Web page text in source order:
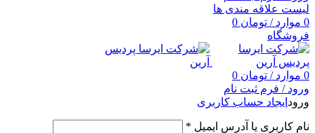
لیست علاقه مندی ها
0 موارد / تومان
فروشگاه
0 موارد / تومان
ورود / فرم ثبت نام
ورود ایجاد حساب کاربری
نام کاربری یا آدرس ایمیل *